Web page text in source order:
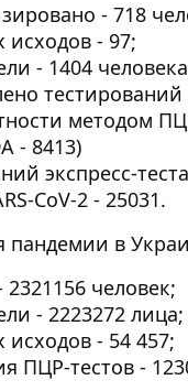
- 718
исходов - 97;
- 1404
тестирований
методом
- 8413)
экспресс-
CoV-2 - 25031.
пандемии в
2321156 человек;
- 2223272 лица;
исходов - 54 457;
ПЦР-тестов -